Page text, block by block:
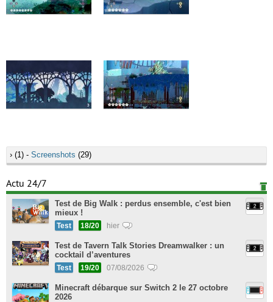
› (1) - Screenshots (29)
Actu 24/7
Test de Big Walk : perdus ensemble, c'est bien
mieux !
Test 18/20 hier
Test de Tavern Talk Stories Dreamwalker : un
cocktail d’aventures
Test 19/20 07/08/2026
Minecraft débarque sur Switch 2 le 27 octobre
2026